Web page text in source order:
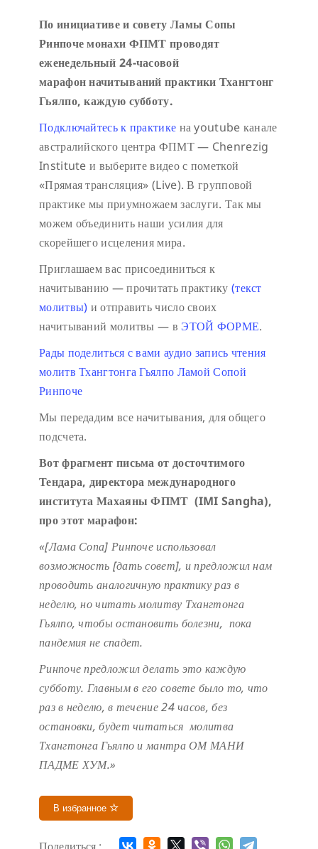
По инициативе и совету Ламы Сопы
Ринпоче монахи ФПМТ проводят
еженедельный 24-часовой
марафон начитываний практики Тхангтонг
Гьялпо, каждую субботу.
Подключайтесь к практике на youtube канале
австралийского центра ФПМТ — Chenrezig
Institute и выберите видео с пометкой
«Прямая трансляция» (Live). В групповой
практике мы приумножаем заслуги. Так мы
можем объединить наши усилия для
скорейшего исцеления мира.
Приглашаем вас присоединиться к
начитыванию — прочитать практику (текст
молитвы) и отправить число своих
начитываний молитвы — в ЭТОЙ ФОРМЕ.
Рады поделиться с вами аудио запись чтения
молитв Тхангтонга Гьялпо Ламой Сопой
Ринпоче
Мы передадим все начитывания, для общего
подсчета.
Вот фрагмент письма от досточтимого
Тендара, директора международного
института Махаяны ФПМТ (IMI Sangha),
про этот марафон:
«[Лама Сопа] Ринпоче использовал
возможность [дать совет], и предложил нам
проводить аналогичную практику раз в
неделю, но читать молитву Тхангтонга
Гьялпо, чтобы остановить болезни, пока
пандемия не спадет.
Ринпоче предложил делать это каждую
субботу. Главным в его совете было то, что
раз в неделю, в течение 24 часов, без
остановки, будет читаться молитва
Тхангтонга Гьялпо и мантра ОМ МАНИ
ПАДМЕ ХУМ.»
В избранное